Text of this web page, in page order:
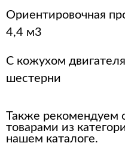
Ориентировочная
4,4 м3
С кожухом
шестерни
Также рекомендуем
товарами из
нашем каталоге.